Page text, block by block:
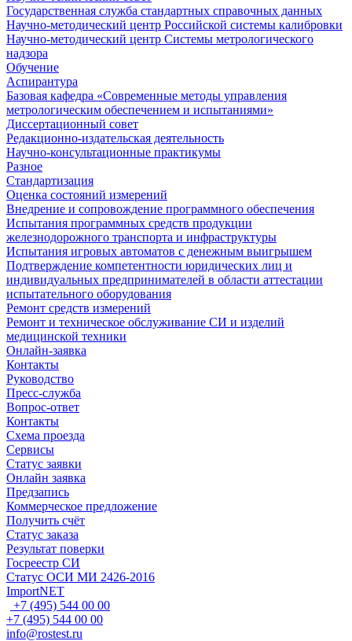
Государственная служба стандартных справочных данных
Научно-методический центр Российской системы калибровки
Научно-методический центр Системы метрологического
надзора
Обучение
Аспирантура
Базовая кафедра «Современные методы управления
метрологическим обеспечением и испытаниями»
Диссертационный совет
Редакционно-издательская деятельность
Научно-консультационные практикумы
Разное
Стандартизация
Оценка состояний измерений
Внедрение и сопровождение программного обеспечения
Испытания программных средств продукции
железнодорожного транспорта и инфраструктуры
Испытания игровых автоматов с денежным выигрышем
Подтверждение компетентности юридических лиц и
индивидуальных предпринимателей в области аттестации
испытательного оборудования
Ремонт средств измерений
Ремонт и техническое обслуживание СИ и изделий
медицинской техники
Онлайн-заявка
Контакты
Руководство
Пресс-служба
Вопрос-ответ
Контакты
Схема проезда
Сервисы
Статус заявки
Онлайн заявка
Предзапись
Коммерческое предложение
Получить счёт
Статус заказа
Результат поверки
Госреестр СИ
Статус ОСИ МИ 2426-2016
ImportNET
+7 (495) 544 00 00
+7 (495) 544 00 00
info@rostest.ru